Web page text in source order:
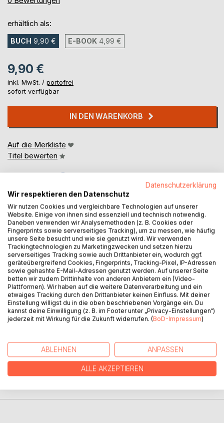
erhältlich als:
BUCH 9,90 € E-BOOK 4,99 €
9,90 €
inkl. MwSt. / portofrei
sofort verfügbar
IN DEN WARENKORB
Auf die Merkliste
Titel bewerten
BESCHREIBUNG
Ein Tatsachen-Roman des Ulmer Freidenkers Heinz
Feuchter über sein Leben in Marokko in den Jahren 1962 -
1965
aufgefunden und neu bearbeitet von der Tochter Claudia
Feuchter
PRESSESTIMMEN
Datenschutzerklärung
Wir respektieren den Datenschutz
Wir nutzen Cookies und vergleichbare Technologien auf unserer
Website. Einige von ihnen sind essenziell und technisch notwendig.
Daneben verwenden wir Analysemethoden (z. B. Cookies oder
Fingerprints sowie serverseitiges Tracking), um zu messen, wie häufig
unsere Seite besucht und wie sie genutzt wird. Wir verwenden
Trackingtechnologien zu Marketingzwecken und setzen hierzu
serverseitiges Tracking sowie auch Drittanbieter ein, wodurch ggf.
geräteübergreifend Cookies, Fingerprints, Tracking-Pixel, IP-Adressen
sowie gehashte E-Mail-Adressen genutzt werden. Auf unserer Seite
betten wir zudem Drittinhalte von anderen Anbietern ein (Video-
Plattformen). Wir haben auf die weitere Datenverarbeitung und ein
etwaiges Tracking durch den Drittanbieter keinen Einfluss. Mit deiner
Einstellung willigst du in die oben beschriebenen Vorgänge ein. Du
kannst deine Einwilligung (z. B. im Footer unter „Privacy-Einstellungen“)
jederzeit mit Wirkung für die Zukunft widerrufen. (BoD-Impressum)
ABLEHNEN ANPASSEN
ALLE AKZEPTIEREN